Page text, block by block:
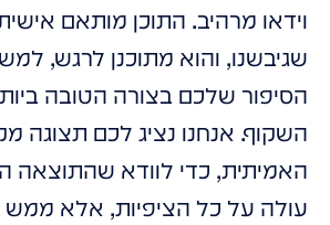
וידאו מרהיב. התוכן מותאם
שגיבשנו, והוא מתוכנן לרגש,
הסיפור שלכם בצורה הטובה
השקוף. אנחנו נציג לכם תצוגה
האמיתית, כדי לוודא שהתוצאה
עולה על כל הציפיות, אלא